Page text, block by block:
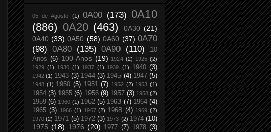
05 de Agosto (1) 0A00 (173) 0A10
(886) 0A20 (463) 0A30 (21)
0A40 (33) 0A50 (58) 0A60 (37) 0A70
(98) 0A80 (135) 0A90 (110)
10
Anos (6) 100 Anos (19) 1924 (2) 1925 (2)
1929 (1) 1930 (1) 1937 (1) 1939 (1) 1940 (3)
1942 (1) 1943 (3) 1944 (3) 1945 (4) 1947 (5)
1948 (1) 1950 (5) 1951 (7) 1952 (2) 1953 (1)
1954 (3) 1955 (6) 1956 (9) 1957 (3) 1958 (2)
1959 (6) 1960 (1) 1962 (5) 1963 (7) 1964 (4)
1965 (3) 1966 (1) 1967 (2) 1968 (4) 1969 (2)
1970 (2) 1971 (5) 1972 (3) 1973 (2) 1974 (10)
1975 (18) 1976 (20) 1977 (7) 1978 (3)